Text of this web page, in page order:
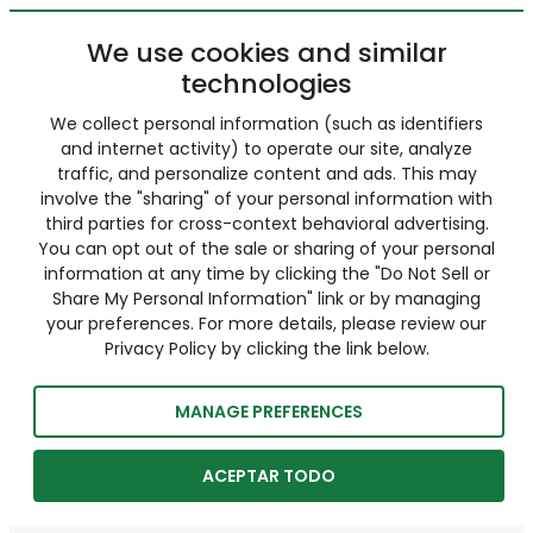
We use cookies and similar
technologies
We collect personal information (such as identifiers
and internet activity) to operate our site, analyze
traffic, and personalize content and ads. This may
involve the "sharing" of your personal information with
third parties for cross-context behavioral advertising.
You can opt out of the sale or sharing of your personal
information at any time by clicking the "Do Not Sell or
Share My Personal Information" link or by managing
your preferences. For more details, please review our
Privacy Policy by clicking the link below.
MANAGE PREFERENCES
ACEPTAR TODO